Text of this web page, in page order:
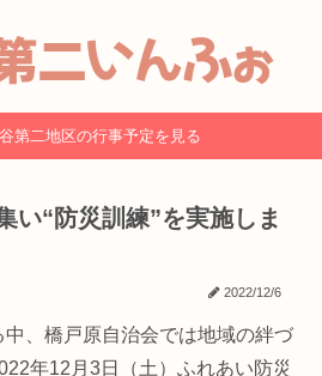
第二地区の行事予定を見る
い“防災訓練”を実施しま
2022/12/6
、橋戸原自治会では地域の絆づ
年12月3日（土）ふれあい防災